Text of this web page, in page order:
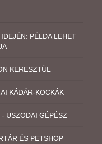
PÉLDA LEHET
KERESZTÜL
KÁDÁR-KOCKÁK
USZODAI GÉPÉSZ
ÉS PETSHOP